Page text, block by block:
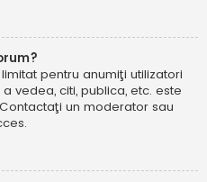
pentru anumiţi utilizatori
vedea, citi, publica, etc. este
un moderator sau